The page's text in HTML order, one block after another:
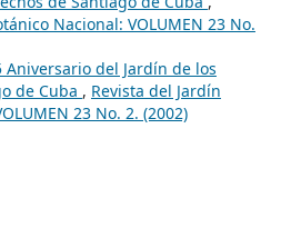
Nacional: VOLUMEN 23 No.
Aniversario del Jardín de los
de Cuba , Revista del Jardín
23 No. 2. (2002)